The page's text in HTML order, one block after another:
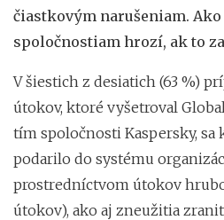
čiastkovým narušeniam. Ako
spoločnostiam hrozí, ak to
V šiestich z desiatich (63 %)
útokov, ktoré vyšetroval
tím spoločnosti Kaspersky,
podarilo do systému
prostredníctvom útokov
útokov), ako aj zneužitia